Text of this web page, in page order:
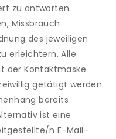
zu antworten.
Missbrauch
des jeweiligen
erleichtern. Alle
der Kontaktmaske
getätigt werden.
bereits
ist eine
n E-Mail-